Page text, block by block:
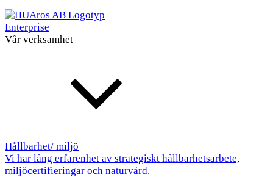
Enterprise
Vår verksamhet
Hållbarhet/ miljö
Vi har lång erfarenhet av strategiskt hållbarhetsarbete,
miljöcertifieringar och naturvård.